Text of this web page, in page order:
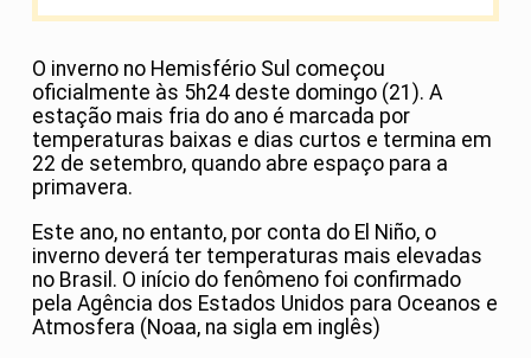
O inverno no Hemisfério Sul começou
oficialmente às 5h24 deste domingo (21). A
estação mais fria do ano é marcada por
temperaturas baixas e dias curtos e termina em
22 de setembro, quando abre espaço para a
primavera.
Este ano, no entanto, por conta do El Niño, o
inverno deverá ter temperaturas mais elevadas
no Brasil. O início do fenômeno foi confirmado
pela Agência dos Estados Unidos para Oceanos e
Atmosfera (Noaa, na sigla em inglês)